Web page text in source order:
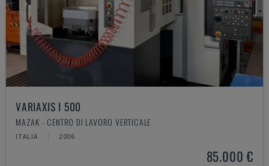
VARIAXIS I 500
MAZAK - CENTRO DI LAVORO VERTICALE
ITALIA 2006
85.000 €